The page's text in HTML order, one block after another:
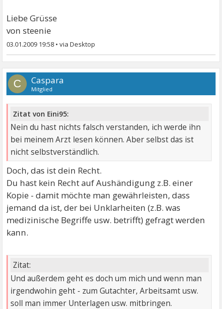
Liebe Grüsse
von steenie
03.01.2009 19:58 •
C Caspara
Mitglied
Zitat von Eini95:
Nein du hast nichts falsch verstanden, ich werde ihn
bei meinem Arzt lesen können. Aber selbst das ist
nicht selbstverständlich.
Doch, das ist dein Recht.
Du hast kein Recht auf Aushändigung z.B. einer
Kopie - damit möchte man gewährleisten, dass
jemand da ist, der bei Unklarheiten (z.B. was
medizinische Begriffe usw. betrifft) gefragt werden
kann.
Zitat:
Und außerdem geht es doch um mich und wenn man
irgendwohin geht - zum Gutachter, Arbeitsamt usw.
soll man immer Unterlagen usw. mitbringen.